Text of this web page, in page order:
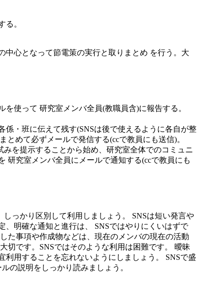
る。
心となって節電策の実行と取りまとめ を行う。大
使って 研究室メンバ全員(教職員含)に報告する。
・班に伝えて残す(SNSは後で使えるように各自が整
めて必ずメールで発信する(ccで教員にも送信)。
を提示することから始め、研究室全体でのコミュニ
研究室メンバ全員にメールで通知する(ccで教員にも
っかり区別して利用しましょう。 SNSは短い発言や
明確な通知と進行は、 SNSではやりにくいはずで
た事項や作成物などは、現在のメンバの現在の活動
切です。SNSではそのような利用は困難です。 曖昧
用することを忘れないようにしましょう。 SNSで盛
の説明をしっかり読みましょう。